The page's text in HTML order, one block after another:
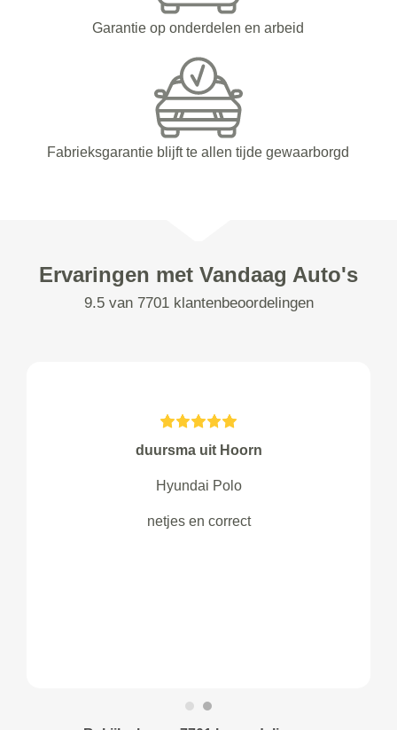
Garantie op onderdelen en arbeid
Fabrieksgarantie blijft te allen tijde gewaarborgd
Ervaringen met Vandaag Auto's
9.5 van 7701 klantenbeoordelingen
duursma uit Hoorn
Hyundai Polo
netjes en correct